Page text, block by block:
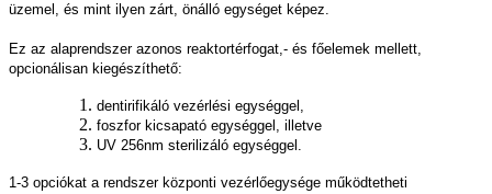
üzemel, és mint ilyen zárt, önálló egységet képez.
Ez az alaprendszer azonos reaktortérfogat,- és főelemek mellett,
opcionálisan kiegészíthető:
dentirifikáló vezérlési egységgel,
foszfor kicsapató egységgel, illetve
UV 256nm sterilizáló egységgel.
1-3 opciókat a rendszer központi vezérlőegysége működtetheti